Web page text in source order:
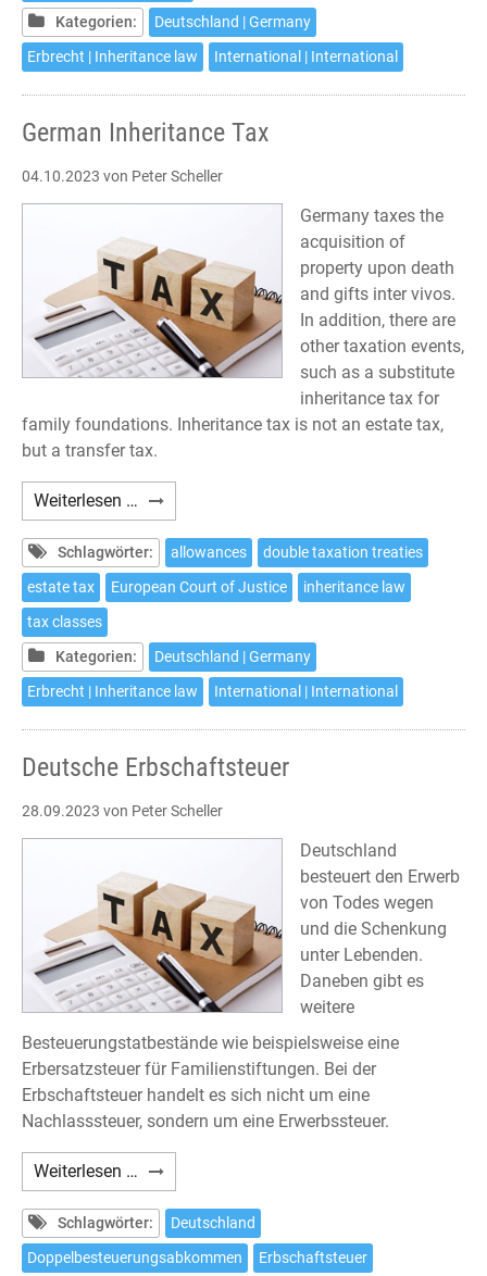
Kategorien:
Deutschland | Germany
Erbrecht | Inheritance law
International | International
German Inheritance Tax
04.10.2023 von Peter Scheller
Germany taxes the
acquisition of
property upon death
and gifts inter vivos.
In addition, there are
other taxation events,
such as a substitute
inheritance tax for
family foundations. Inheritance tax is not an estate tax,
but a transfer tax.
Weiterlesen … German
Inheritance
Tax
Schlagwörter: allowances
double taxation treaties
estate tax
European Court of Justice
inheritance law
tax classes
Kategorien:
Deutschland | Germany
Erbrecht | Inheritance law
International | International
Deutsche Erbschaftsteuer
28.09.2023 von Peter Scheller
Deutschland
besteuert den Erwerb
von Todes wegen
und die Schenkung
unter Lebenden.
Daneben gibt es
weitere
Besteuerungstatbestände wie beispielsweise eine
Erbersatzsteuer für Familienstiftungen. Bei der
Erbschaftsteuer handelt es sich nicht um eine
Nachlasssteuer, sondern um eine Erwerbssteuer.
Weiterlesen … Deutsche
Erbschaftsteuer
Schlagwörter:
Deutschland
Doppelbesteuerungsabkommen
Erbschaftsteuer